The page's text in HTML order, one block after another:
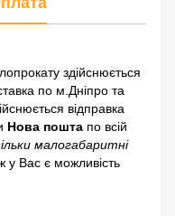
здійснюється
по м.Дніпро та
відправка
Нова пошта по всій
малогабаритні
у Вас є можливість